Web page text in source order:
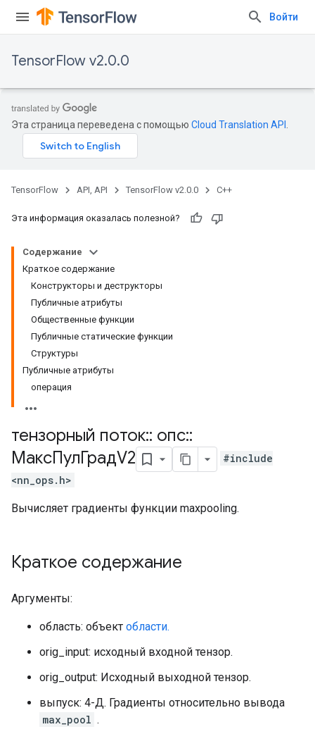
Войти
TensorFlow v2.0.0
Эта страница переведена с помощью Cloud Translation API
TensorFlow API, API TensorFlow v2.0.0 C++
Эта информация оказалась полезной?
Содержание
Краткое содержание
Конструкторы и деструкторы
Публичные атрибуты
Общественные функции
Публичные статические функции
Структуры
Публичные атрибуты
операция
тензорный поток:: опс::
МаксПулГрадV2
#include
<nn_ops.h>
Вычисляет градиенты функции maxpooling.
Краткое содержание
Аргументы:
область: объект области.
orig_input: исходный входной тензор.
orig_output: Исходный выходной тензор.
выпуск: 4-Д. Градиенты относительно вывода
max_pool .